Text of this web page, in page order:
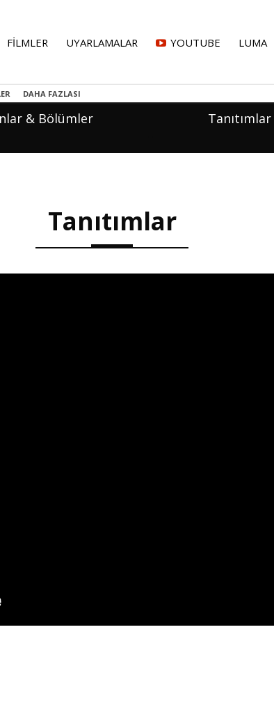
FİLMLER UYARLAMALAR YOUTUBE LUMA
DAHA FAZLASI
& Bölümler Tanıtımlar
Tanıtımlar